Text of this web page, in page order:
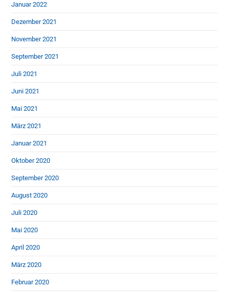
Januar 2022
Dezember 2021
November 2021
September 2021
Juli 2021
Juni 2021
Mai 2021
März 2021
Januar 2021
Oktober 2020
September 2020
August 2020
Juli 2020
Mai 2020
April 2020
März 2020
Februar 2020